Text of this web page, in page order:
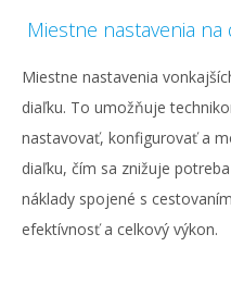
Miestne nastavenia na
Miestne nastavenia
diaľku. To umožňuje
nastavovať, konfigurovať a
diaľku, čím sa znižuje
náklady spojené s
efektívnosť a celkový výkon.